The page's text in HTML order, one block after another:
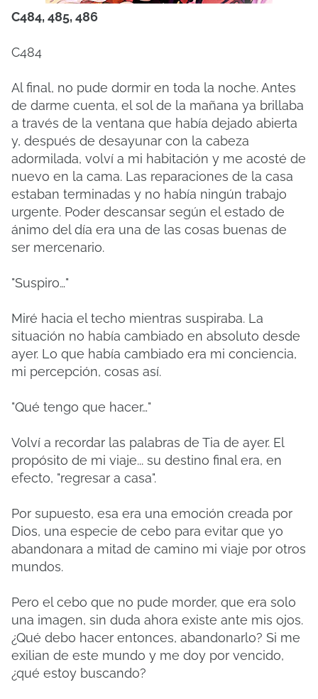
C484, 485, 486
C484
Al final, no pude dormir en toda la noche. Antes
de darme cuenta, el sol de la mañana ya brillaba
a través de la ventana que había dejado abierta
y, después de desayunar con la cabeza
adormilada, volví a mi habitación y me acosté de
nuevo en la cama. Las reparaciones de la casa
estaban terminadas y no había ningún trabajo
urgente. Poder descansar según el estado de
ánimo del día era una de las cosas buenas de
ser mercenario.
"Suspiro…"
Miré hacia el techo mientras suspiraba. La
situación no había cambiado en absoluto desde
ayer. Lo que había cambiado era mi conciencia,
mi percepción, cosas así.
"Qué tengo que hacer…"
Volví a recordar las palabras de Tia de ayer. El
propósito de mi viaje... su destino final era, en
efecto, "regresar a casa".
Por supuesto, esa era una emoción creada por
Dios, una especie de cebo para evitar que yo
abandonara a mitad de camino mi viaje por otros
mundos.
Pero el cebo que no pude morder, que era solo
una imagen, sin duda ahora existe ante mis ojos.
¿Qué debo hacer entonces, abandonarlo? Si me
exilian de este mundo y me doy por vencido,
¿qué estoy buscando?